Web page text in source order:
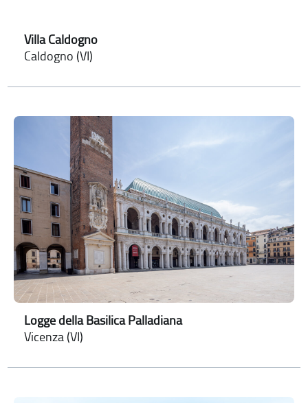
Villa Caldogno
Caldogno (VI)
Logge della Basilica Palladiana
Vicenza (VI)